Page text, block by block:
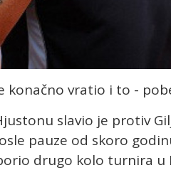
konačno vratio i to -
slavio je protiv
pauze od skoro
drugo kolo turnira u